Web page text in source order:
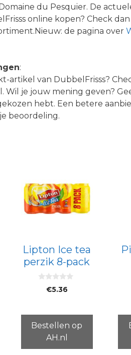
du Pesquier. De
online kopen? Check
de pagina over
:
artikel van DubbelFrisss?
Wil je jouw mening geven?
hebt. Een betere
beoordeling.
Lipton Ice tea
perzik 8-pack
€5.36
Bestellen op
AH.nl